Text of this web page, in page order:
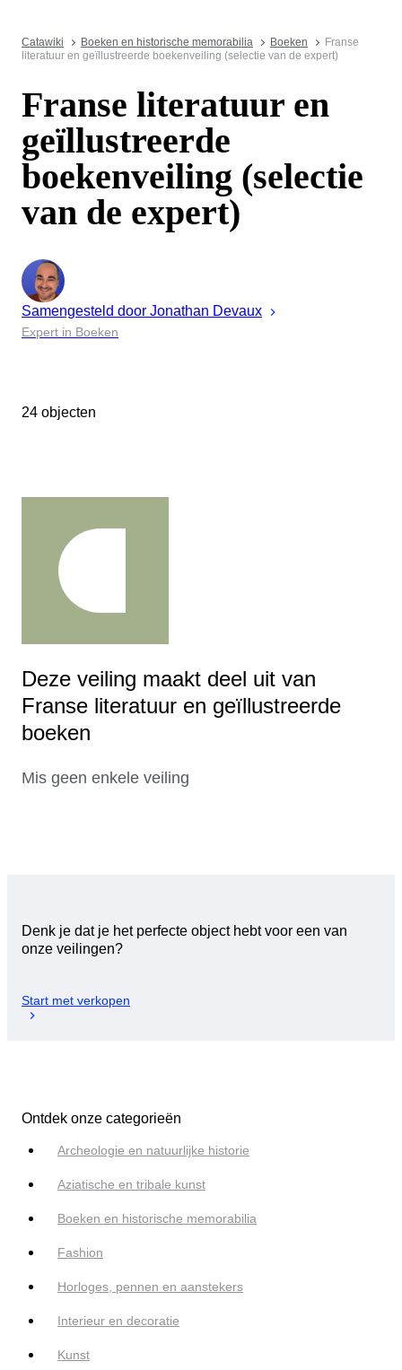
Catawiki Boeken en historische memorabilia Boeken
Franse
literatuur en geïllustreerde boekenveiling (selectie van de expert)
Franse literatuur en
geïllustreerde
boekenveiling (selectie
van de expert)
Samengesteld door Jonathan Devaux
Expert in Boeken
24 objecten
Deze veiling maakt deel uit van
Franse literatuur en geïllustreerde
boeken
Mis geen enkele veiling
Denk je dat je het perfecte object hebt voor een van
onze veilingen?
Start met verkopen
Ontdek onze categorieën
Archeologie en natuurlijke historie
Aziatische en tribale kunst
Boeken en historische memorabilia
Fashion
Horloges, pennen en aanstekers
Interieur en decoratie
Kunst